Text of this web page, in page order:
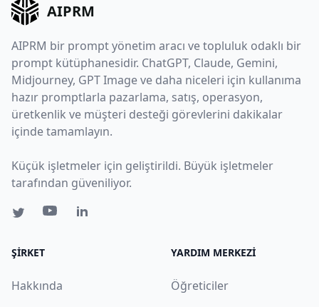
AIPRM
AIPRM bir prompt yönetim aracı ve topluluk odaklı bir
prompt kütüphanesidir. ChatGPT, Claude, Gemini,
Midjourney, GPT Image ve daha niceleri için kullanıma
hazır promptlarla pazarlama, satış, operasyon,
üretkenlik ve müşteri desteği görevlerini dakikalar
içinde tamamlayın.
Küçük işletmeler için geliştirildi. Büyük işletmeler
tarafından güveniliyor.
ŞIRKET
Hakkında
YARDIM MERKEZI
Öğreticiler